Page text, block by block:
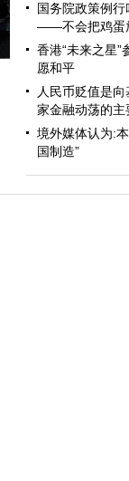
国务院政策例
——不会把鸡蛋
香港“未来之星
愿和平
人民币贬值是
家金融动荡的主
境外媒体认为:
国制造”